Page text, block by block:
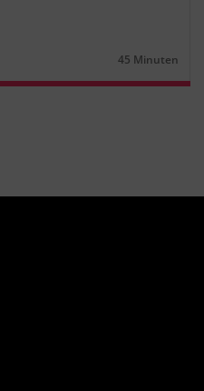
Dauer:
45 Minuten